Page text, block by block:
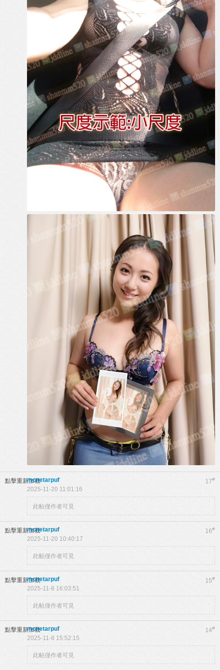
點擊重新加載 17#
mcnetarpuf
2025-11-20 11:01:16
此帖僅作者可見
點擊重新加載 16#
mcnetarpuf
2025-11-20 10:40:17
此帖僅作者可見
點擊重新加載 15#
mcnetarpuf
2025-11-8 16:03:51
此帖僅作者可見
點擊重新加載 14#
mcnetarpuf
2025-11-8 15:52:15
此帖僅作者可見